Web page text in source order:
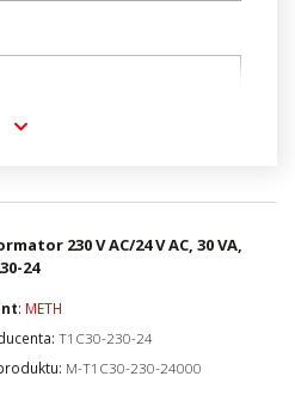
230 V AC/24 V AC, 30 VA,
24
: METH
T1C30-230-24
M-T1C30-230-24000